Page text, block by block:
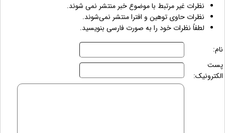
نظرات غیر مرتبط با موضوع خبر منتشر نمی شوند.
نظرات حاوی توهین و افترا منتشر نمی‌شوند.
لطفاً نظرات خود را به صورت فارسی بنویسید.
نام:
پست
الکترونیک: